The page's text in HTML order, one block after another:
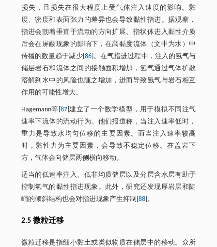
损失，且损失在很大程度上受气体注入速度的影响。黏
度、密度和表面张力的差异也会导致黏性指进。据观察，
指进会朝着垂直于流动的方向扩展。指状体进入黏性介质
后会在屏蔽现象的影响下，在高黏度流体（文中为水）中
传播的数量趋于减少[ 86]。在气指进过程中，注入的氢气与
储层岩石和流体之间的接触面积增加，氢气通过气体扩散
溶解到水中的风险也随之增加，进而导致氢气与岩石相互
作用的可能性增大。
Hagemann等[ 87]建立了一个数学模型，用于模拟不同注气
速率下流体的流动行为。他们报道称，当注入速率低时，
重力是导致水均匀位移的主要因素。而当注入速率较高
时，黏性力为主要因素，会导致不稳定位移。在盖岩下
方，气体会向储层两侧横向移动。
适当的低速率注入、低非均质储层以及分层含水层有助于
控制氢气的黏性指进现象。此外，研究还发现厚岩层和陡
峭的倾斜结构也会对指进现象产生抑制[ 88]。
2.5 微粒迁移
微粒迁移是指细小黏土或类似物质在储层中的移动。众所